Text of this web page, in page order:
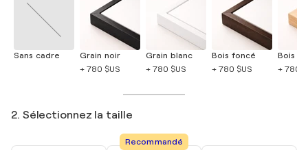
Sans cadre
Grain noir
+ 780 $US
Grain blanc
+ 780 $US
Bois foncé
+ 780 $US
Bois
+ 780
2. Sélectionnez la taille
Recommandé